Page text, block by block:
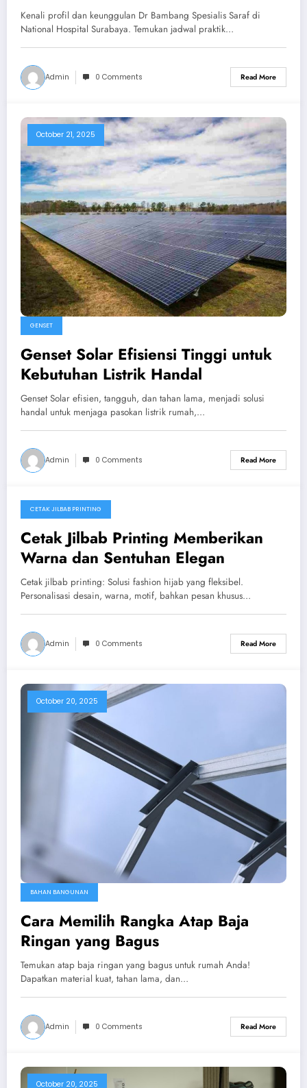
Surabaya
Kenali profil dan keunggulan Dr Bambang Spesialis Saraf di
National Hospital Surabaya. Temukan jadwal praktik…
Admin 0 Comments Read More
October 21, 2025
GENSET
Genset Solar Efisiensi Tinggi untuk
Kebutuhan Listrik Handal
Genset Solar efisien, tangguh, dan tahan lama, menjadi solusi
handal untuk menjaga pasokan listrik rumah,…
Admin 0 Comments Read More
October 20, 2025
CETAK JILBAB PRINTING
Cetak Jilbab Printing Memberikan
Warna dan Sentuhan Elegan
Cetak jilbab printing: Solusi fashion hijab yang fleksibel.
Personalisasi desain, warna, motif, bahkan pesan khusus…
Admin 0 Comments Read More
October 20, 2025
BAHAN BANGUNAN
Cara Memilih Rangka Atap Baja
Ringan yang Bagus
Temukan atap baja ringan yang bagus untuk rumah Anda!
Dapatkan material kuat, tahan lama, dan…
Admin 0 Comments Read More
October 20, 2025